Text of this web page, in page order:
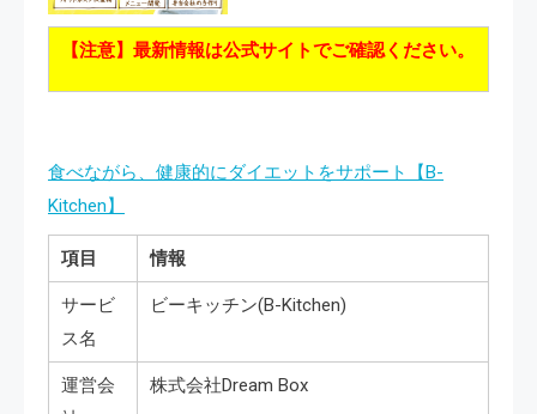
【注意】最新情報は公式サイトでご確認ください。
食べながら、健康的にダイエットをサポート【B-
Kitchen】
項目 情報
サービ
ス名
ビーキッチン(B-Kitchen)
運営会
株式会社Dream Box